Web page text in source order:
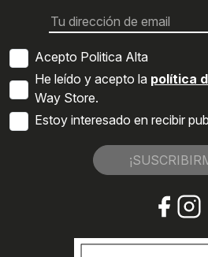
Acepto Politica Alta
He leído y acepto la política
Way Store.
Estoy interesado en recibir